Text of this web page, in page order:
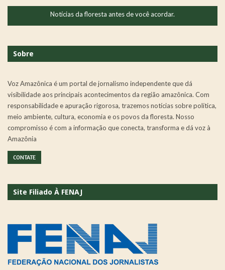
Notícias da floresta antes de você acordar.
Sobre
Voz Amazônica é um portal de jornalismo independente que dá
visibilidade aos principais acontecimentos da região amazônica. Com
responsabilidade e apuração rigorosa, trazemos notícias sobre política,
meio ambiente, cultura, economia e os povos da floresta. Nosso
compromisso é com a informação que conecta, transforma e dá voz à
Amazônia
CONTATE
Site Filiado À FENAJ